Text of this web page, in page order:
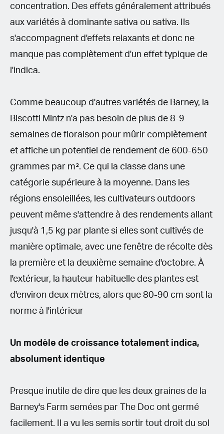
concentration. Des effets généralement attribués
aux variétés à dominante sativa ou sativa. Ils
s'accompagnent d'effets relaxants et donc ne
manque pas complètement d'un effet typique de
l'indica.
Comme beaucoup d'autres variétés de Barney, la
Biscotti Mintz n'a pas besoin de plus de 8-9
semaines de floraison pour mûrir complètement
et affiche un potentiel de rendement de 600-650
grammes par m². Ce qui la classe dans une
catégorie supérieure à la moyenne. Dans les
régions ensoleillées, les cultivateurs outdoors
peuvent même s'attendre à des rendements allant
jusqu'à 1,5 kg par plante si elles sont cultivés de
manière optimale, avec une fenêtre de récolte dès
la première et la deuxième semaine d'octobre. À
l'extérieur, la hauteur habituelle des plantes est
d'environ deux mètres, alors que 80-90 cm sont la
norme à l'intérieur
Un modèle de croissance totalement indica,
absolument identique
Presque inutile de dire que les deux graines de la
Barney's Farm semées par The Doc ont germé
facilement. Il a vu les semis sortir tout droit du sol